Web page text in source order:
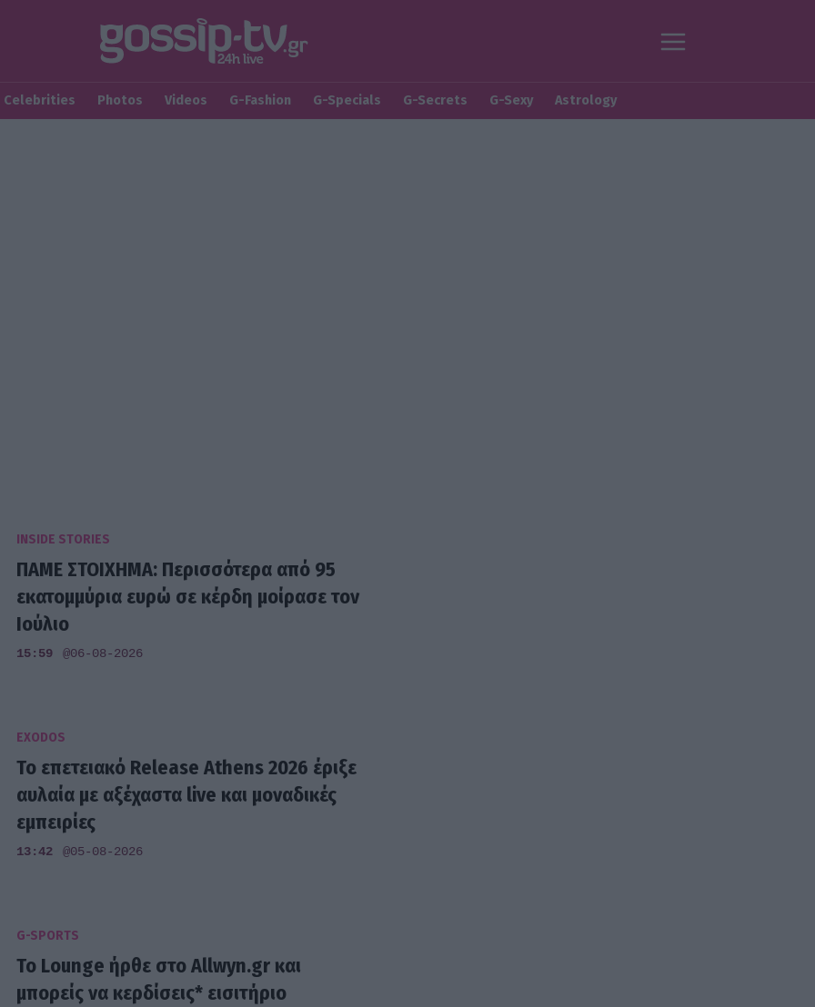
Celebrities Photos Videos G-Fashion G-Specials G-Secrets G-Sexy Astrology
INSIDE STORIES
ΠΑΜΕ ΣΤΟΙΧΗΜΑ: Περισσότερα από 95
εκατομμύρια ευρώ σε κέρδη μοίρασε τον
Ιούλιο
15:59 @06-08-2026
EXODOS
Το επετειακό Release Athens 2026 έριξε
αυλαία με αξέχαστα live και μοναδικές
εμπειρίες
13:42 @05-08-2026
G-SPORTS
Το Lounge ήρθε στο Allwyn.gr και
μπορείς να κερδίσεις* εισιτήριο